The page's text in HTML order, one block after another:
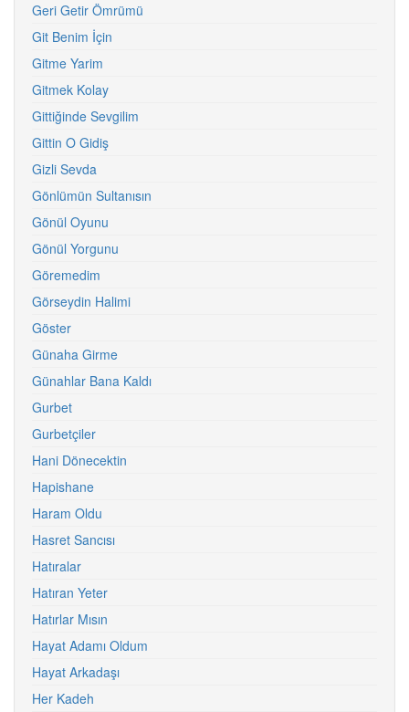
Geri Getir Ömrümü
Git Benim İçin
Gitme Yarim
Gitmek Kolay
Gittiğinde Sevgilim
Gittin O Gidiş
Gizli Sevda
Gönlümün Sultanısın
Gönül Oyunu
Gönül Yorgunu
Göremedim
Görseydin Halimi
Göster
Günaha Girme
Günahlar Bana Kaldı
Gurbet
Gurbetçiler
Hani Dönecektin
Hapishane
Haram Oldu
Hasret Sancısı
Hatıralar
Hatıran Yeter
Hatırlar Mısın
Hayat Adamı Oldum
Hayat Arkadaşı
Her Kadeh